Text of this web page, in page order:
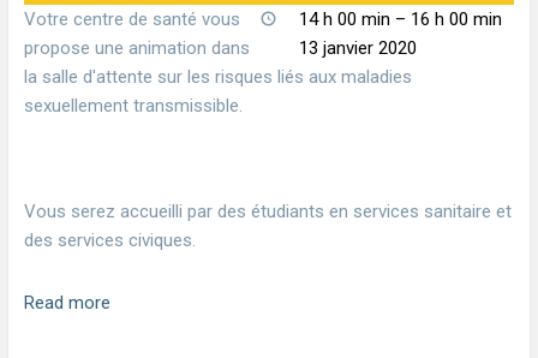
14 h 00 min – 16 h 00 min
13 janvier 2020
Votre centre de santé vous
propose une animation dans
la salle d'attente sur les risques liés aux maladies
sexuellement transmissible.
Vous serez accueilli par des étudiants en services sanitaire et
des services civiques.
Read more